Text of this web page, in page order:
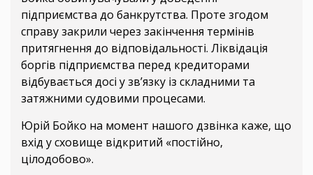
підприємства до банкрутства. Проте згодом
справу закрили через закінчення термінів
притягнення до відповідальності. Ліквідація
боргів підприємства перед кредиторами
відбувається досі у зв’язку із складними та
затяжними судовими процесами.
Юрій Бойко на момент нашого дзвінка каже, що
вхід у сховище відкритий «постійно,
цілодобово».